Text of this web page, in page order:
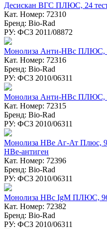
Десискан ВГC ПЛЮС, 24
Кат. Номер: 72310
Бренд: Bio-Rad
РУ: ФСЗ 2011/08872
Монолиза Анти-HBc ПЛЮС,
Кат. Номер: 72316
Бренд: Bio-Rad
РУ: ФСЗ 2010/06311
Монолиза Анти-HBc ПЛЮС,
Кат. Номер: 72315
Бренд: Bio-Rad
РУ: ФСЗ 2010/06311
Монолиза HBе Аг-Ат Плюс,
НВе-антиген
Кат. Номер: 72396
Бренд: Bio-Rad
РУ: ФСЗ 2010/06311
Монолиза HBc IgM ПЛЮС, 96
Кат. Номер: 72382
Бренд: Bio-Rad
РУ: ФСЗ 2010/06311